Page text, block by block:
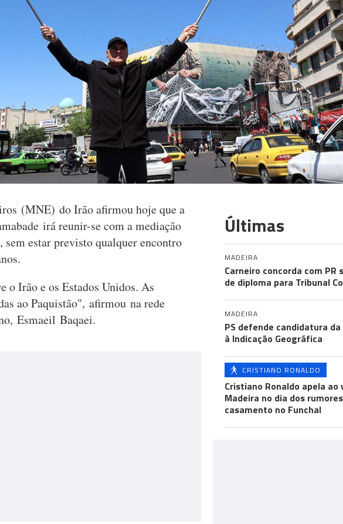
(MNE) do Irão afirmou hoje que a
irá reunir-se com a mediação
sem estar previsto qualquer encontro
o Irão e os Estados Unidos. As
ao Paquistão", afirmou na rede
Esmaeil Baqaei.
Últimas
MADEIRA
Carneiro concorda com PR
de diploma para Tribunal
MADEIRA
PS defende candidatura
à Indicação Geográfica
CRISTIANO RONALDO
Cristiano Ronaldo apela ao
Madeira no dia dos
casamento no Funchal